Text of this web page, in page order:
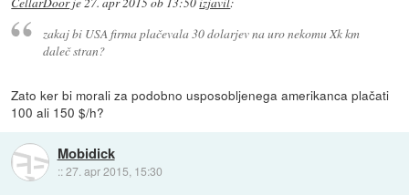
zakaj bi USA firma plačevala 30 dolarjev na uro nekomu Xk km
daleč stran?
Zato ker bi morali za podobno usposobljenega amerikanca plačati
100 ali 150 $/h?
Mobidick
::27. apr 2015, 15:30